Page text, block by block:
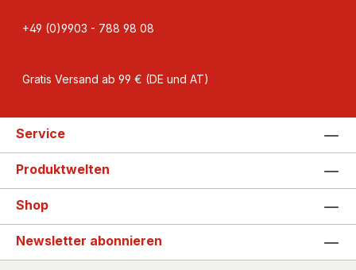
+49 (0)9903 - 788 98 08
Gratis Versand ab 99 € (DE und AT)
Service
Produktwelten
Shop
Newsletter abonnieren